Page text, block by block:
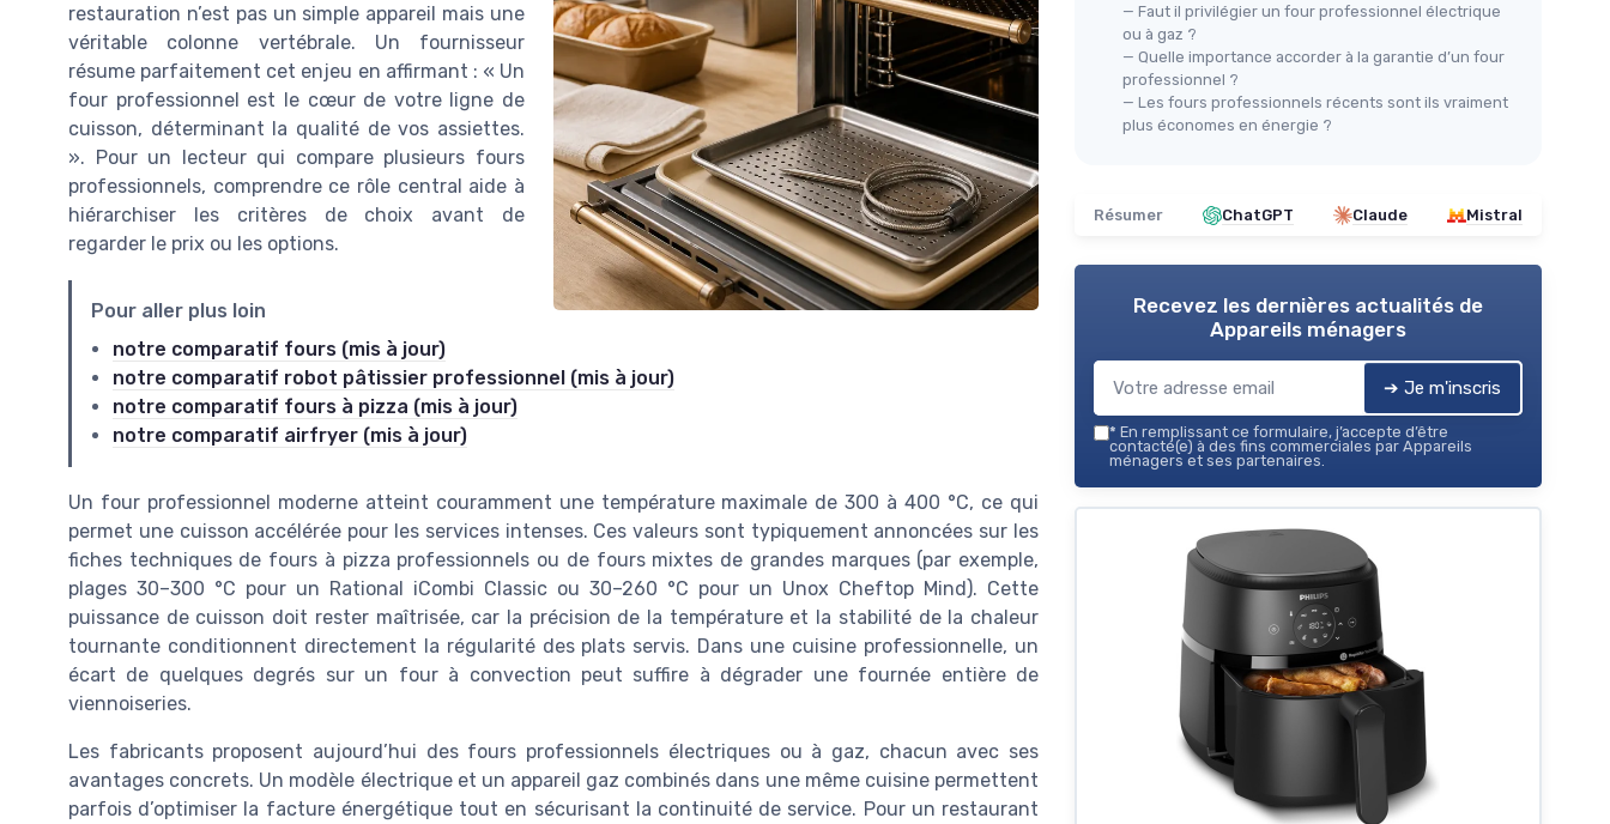
restauration n’est pas un simple appareil mais une
véritable colonne vertébrale. Un fournisseur
résume parfaitement cet enjeu en affirmant : « Un
four professionnel est le cœur de votre ligne de
cuisson, déterminant la qualité de vos assiettes.
». Pour un lecteur qui compare plusieurs fours
professionnels, comprendre ce rôle central aide à
hiérarchiser les critères de choix avant de
regarder le prix ou les options.
Pour aller plus loin
notre comparatif fours (mis à jour)
notre comparatif robot pâtissier professionnel (mis à jour)
notre comparatif fours à pizza (mis à jour)
notre comparatif airfryer (mis à jour)
Un four professionnel moderne atteint couramment une température maximale de 300 à 400 °C, ce qui
permet une cuisson accélérée pour les services intenses. Ces valeurs sont typiquement annoncées sur les
fiches techniques de fours à pizza professionnels ou de fours mixtes de grandes marques (par exemple,
plages 30–300 °C pour un Rational iCombi Classic ou 30–260 °C pour un Unox Cheftop Mind). Cette
puissance de cuisson doit rester maîtrisée, car la précision de la température et la stabilité de la chaleur
tournante conditionnent directement la régularité des plats servis. Dans une cuisine professionnelle, un
écart de quelques degrés sur un four à convection peut suffire à dégrader une fournée entière de
viennoiseries.
Les fabricants proposent aujourd’hui des fours professionnels électriques ou à gaz, chacun avec ses
avantages concrets. Un modèle électrique et un appareil gaz combinés dans une même cuisine permettent
parfois d’optimiser la facture énergétique tout en sécurisant la continuité de service. Pour un restaurant
— Faut il privilégier un four professionnel électrique
ou à gaz ?
— Quelle importance accorder à la garantie d’un four
professionnel ?
— Les fours professionnels récents sont ils vraiment
plus économes en énergie ?
Résumer ChatGPT Claude Mistral
Recevez les dernières actualités de
Appareils ménagers
➔ Je m'inscris
* En remplissant ce formulaire, j’accepte d’être
contacté(e) à des fins commerciales par Appareils
ménagers et ses partenaires.